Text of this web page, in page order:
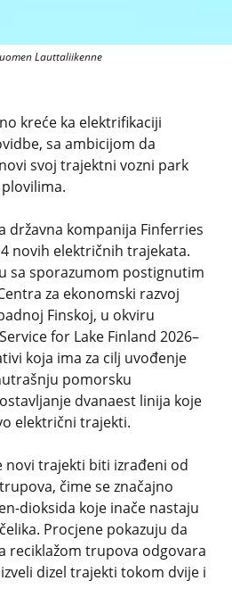
Lauttaliikenne
kreće ka elektrifikaciji
sa ambicijom da
svoj trajektni vozni park
državna kompanija Finferries
novih električnih trajekata.
sa sporazumom postignutim
za ekonomski razvoj
Finskoj, u okviru
for Lake Finland 2026–
koja ima za cilj uvođenje
pomorsku
dvanaest linija koje
električni trajekti.
novi trajekti biti izrađeni od
čime se značajno
dioksida koje inače nastaju
Procjene pokazuju da
reciklažom trupova odgovara
dizel trajekti tokom dvije i